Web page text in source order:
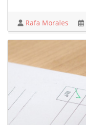
Rafa Morales